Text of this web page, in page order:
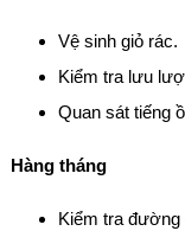
Vệ sinh giỏ rác.
Kiểm tra lưu
Quan sát tiếng
Hàng tháng
Kiểm tra